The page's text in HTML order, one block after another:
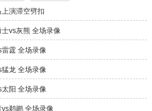
演滞空劈扣
vs灰熊 全场录像
霆 全场录像
龙 全场录像
阳 全场录像
鹈鹕 全场录像